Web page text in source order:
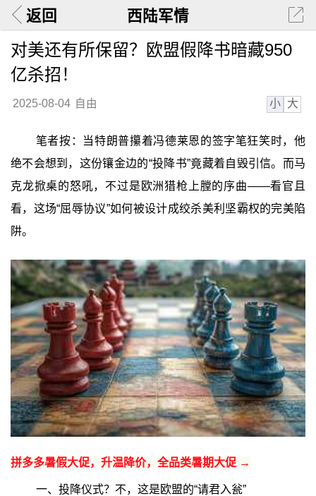
返回 西陆军情
对美还有所保留？欧盟假降书暗藏950
亿杀招！
2025-08-04 自由 小 大
笔者按：当特朗普攥着冯德莱恩的签字笔狂笑时，他
绝不会想到，这份镶金边的“投降书”竟藏着自毁引信。而马
克龙掀桌的怒吼，不过是欧洲猎枪上膛的序曲——看官且
看，这场“屈辱协议”如何被设计成绞杀美利坚霸权的完美陷
阱。
拼多多暑假大促，升温降价，全品类暑期大促 →
一、投降仪式？不，这是欧盟的“请君入瓮”